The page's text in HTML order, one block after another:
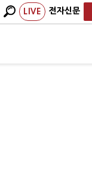
LIVE 전자신문